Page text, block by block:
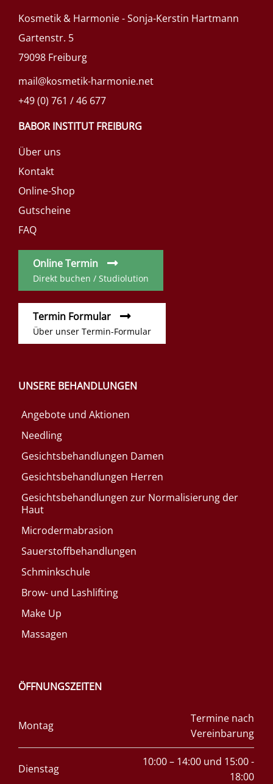
Kosmetik & Harmonie - Sonja-Kerstin Hartmann
Gartenstr. 5
79098 Freiburg
mail@kosmetik-harmonie.net
+49 (0) 761 / 46 677
BABOR INSTITUT FREIBURG
Über uns
Kontakt
Online-Shop
Gutscheine
FAQ
Online Termin
Direkt buchen / Studiolution
Termin Formular
Über unser Termin-Formular
UNSERE BEHANDLUNGEN
Angebote und Aktionen
Needling
Gesichtsbehandlungen Damen
Gesichtsbehandlungen Herren
Gesichtsbehandlungen zur Normalisierung der
Haut
Microdermabrasion
Sauerstoffbehandlungen
Schminkschule
Brow- und Lashlifting
Make Up
Massagen
ÖFFNUNGSZEITEN
Montag
Termine nach
Vereinbarung
Dienstag
10:00 – 14:00 und 15:00 -
18:00